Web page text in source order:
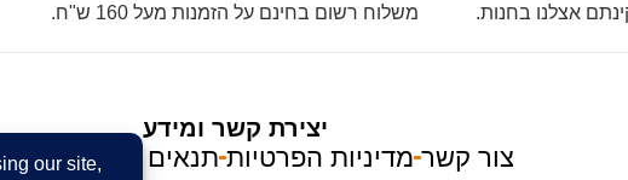
אצלנו בחנות. משלוח רשום בחינם על הזמנות מעל 160 ש"ח.
יצירת קשר ומידע
צור קשר מדיניות הפרטיות תנאים והגבלות על